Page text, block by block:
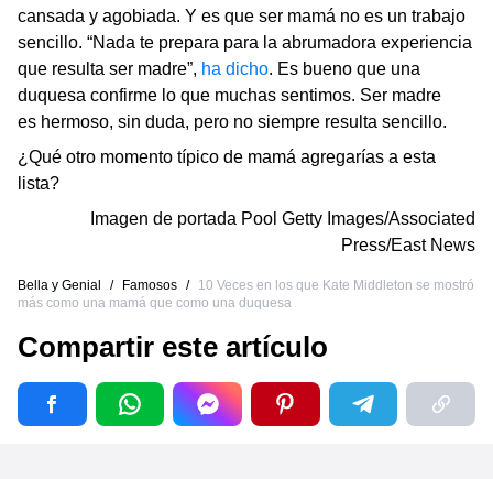
cansada y agobiada. Y es que ser mamá no es un trabajo
sencillo. “Nada te prepara para la abrumadora experiencia
que resulta ser madre”, ha dicho. Es bueno que una
duquesa confirme lo que muchas sentimos. Ser madre
es hermoso, sin duda, pero no siempre resulta sencillo.
¿Qué otro momento típico de mamá agregarías a esta
lista?
Imagen de portada Pool Getty Images/Associated
Press/East News
Bella y Genial / Famosos /
10 Veces en los que Kate Middleton se mostró
más como una mamá que como una duquesa
Compartir este artículo